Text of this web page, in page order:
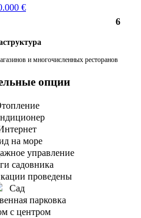
€
6
и многочисленных ресторанов
опции
на море
управление
садовника
проведены
Сад
парковка
с центром